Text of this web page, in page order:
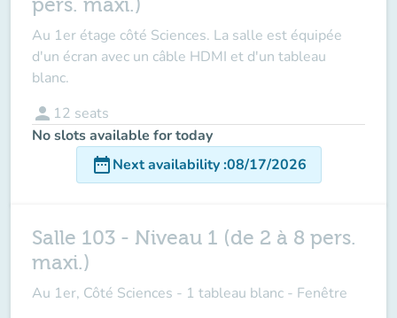
Au 1er étage côté Sciences. La salle est équipée
d'un écran avec un câble HDMI et d'un tableau
blanc.
person 12 seats
No slots available for today
date_rangeNext availability:08/17/2026
Salle 103 - Niveau 1 (de 2 à 8 pers.
maxi.)
Au 1er, Côté Sciences - 1 tableau blanc - Fenêtre